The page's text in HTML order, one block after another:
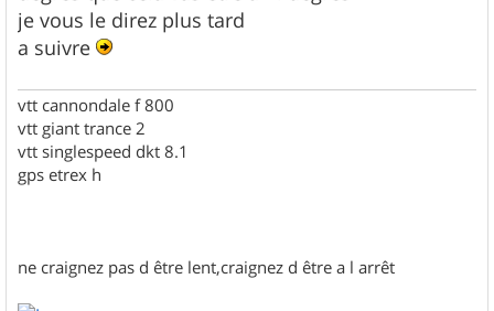
je vous le direz plus tard
a suivre
vtt cannondale f 800
vtt giant trance 2
vtt singlespeed dkt 8.1
gps etrex h
ne craignez pas d être lent,craignez d être a l arrêt